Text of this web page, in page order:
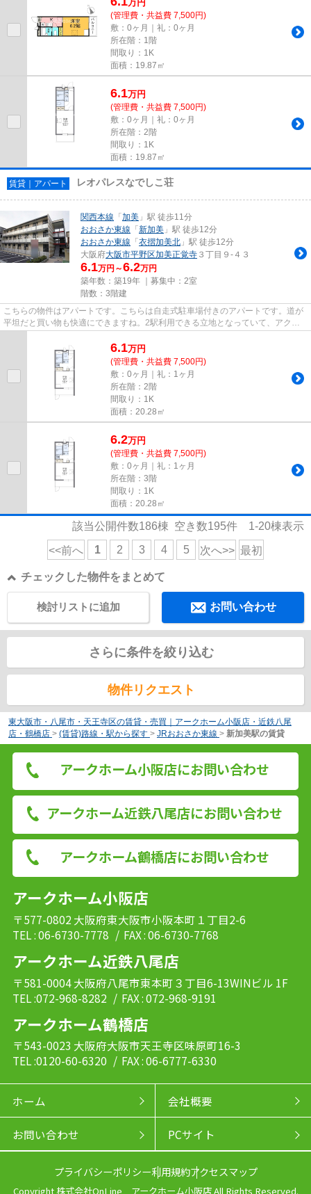
万円
(管理費・共益費 7,500円)
敷：0ヶ月｜礼：0ヶ月
所在階：1階
間取り：1K
面積：19.87㎡
6.1万円
(管理費・共益費 7,500円)
敷：0ヶ月｜礼：0ヶ月
所在階：2階
間取り：1K
面積：19.87㎡
賃貸｜アパート レオパレスなでしこ荘
関西本線 「加美 」駅 徒歩11分
おおさか東線 「新加美 」駅 徒歩12分
おおさか東線 「衣摺加美北 」駅 徒歩12分
大阪府大阪市平野区加美正覚寺 ３丁目９-４３
6.1万円～6.2万円
築年数：築19年 ｜募集中： 2室
階数：3階建
こちらの物件はアパートです。こちらは自走式駐車場付きのアパートです。道が
平坦だと買い物も快適にできますね。2駅利用できる立地となっていて、アクセ
スが良いです。当社は、お客様...
6.1万円
(管理費・共益費 7,500円)
敷：0ヶ月｜礼：1ヶ月
所在階：2階
間取り：1K
面積：20.28㎡
6.2万円
(管理費・共益費 7,500円)
敷：0ヶ月｜礼：1ヶ月
所在階：3階
間取り：1K
面積：20.28㎡
該当公開件数186棟 空き数195件 1-20棟表示
<<前へ 1 2 3 4 5 次へ>> 最初
チェックした物件をまとめて
お問い合わせ
検討リストに追加
さらに条件を絞り込む
物件リクエスト
東大阪市・八尾市・天王寺区の賃貸・売買｜アークホーム小阪店・近鉄八尾
店・鶴橋店 > (賃貸)路線・駅から探す > JRおおさか東線 > 新加美駅の賃貸
アークホーム小阪店にお問い合わせ
アークホーム近鉄八尾店にお問い合わせ
アークホーム鶴橋店にお問い合わせ
アークホーム小阪店
〒577-0802 大阪府東大阪市小阪本町１丁目2-6
TEL : 06-6730-7778 / FAX : 06-6730-7768
アークホーム近鉄八尾店
〒581-0004 大阪府八尾市東本町３丁目6-13WINビル 1F
TEL :072-968-8282 / FAX : 072-968-9191
アークホーム鶴橋店
〒543-0023 大阪府大阪市天王寺区味原町16-3
TEL :0120-60-6320 / FAX : 06-6777-6330
ホーム 会社概要
お問い合わせ PCサイト
プライバシーポリシー利用規約アクセスマップ
Copyright 株式会社OnLine アークホーム小阪店 All Rights Reserved.